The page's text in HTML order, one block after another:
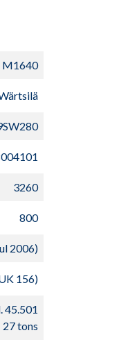
M1640
3260
800
2006)
156)
45.501
tons